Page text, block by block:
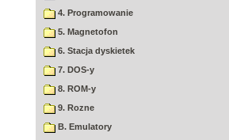
4. Programowanie
5. Magnetofon
6. Stacja dyskietek
7. DOS-y
8. ROM-y
9. Rozne
B. Emulatory